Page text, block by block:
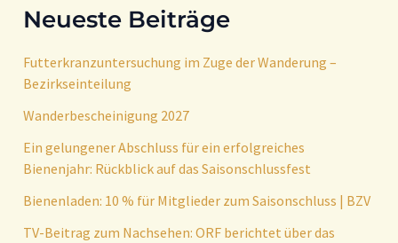
Neueste Beiträge
Futterkranzuntersuchung im Zuge der Wanderung –
Bezirkseinteilung
Wanderbescheinigung 2027
Ein gelungener Abschluss für ein erfolgreiches
Bienenjahr: Rückblick auf das Saisonschlussfest
Bienenladen: 10 % für Mitglieder zum Saisonschluss | BZV
TV-Beitrag zum Nachsehen: ORF berichtet über das